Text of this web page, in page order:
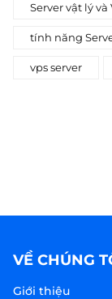
Server vật lý và
tính năng
vps server
VỀ CHÚNG
Giới thiệu